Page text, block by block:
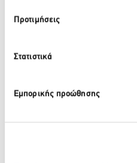
Προτιμήσεις
Στατιστικά
Εμπορικής προώθησης
Πρόσφατα νέα
ΒΙΚΟΣ: Το φυσικό
αθλήτριας Γεωργίας